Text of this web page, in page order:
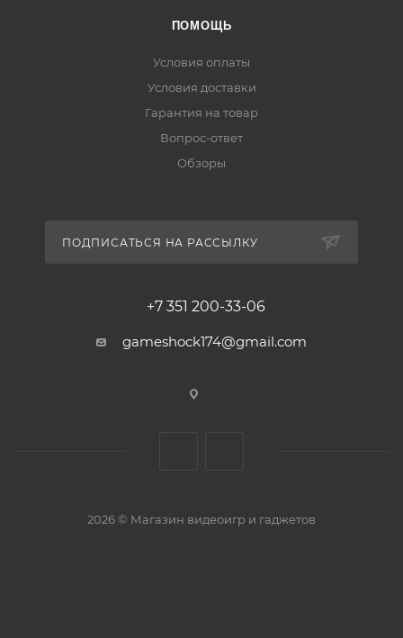
ПОМОЩЬ
Условия оплаты
Условия доставки
Гарантия на товар
Вопрос-ответ
Обзоры
ПОДПИСАТЬСЯ НА РАССЫЛКУ
+7 351 200-33-06
gameshock174@gmail.com
2026 © Магазин видеоигр и гаджетов